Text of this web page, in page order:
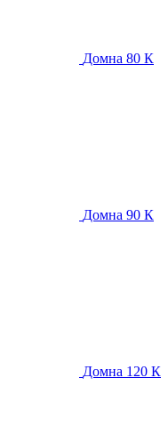
Домна 80 К
Домна 90 К
Домна 120 К